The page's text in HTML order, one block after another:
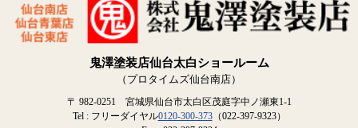
鬼澤塗装店仙台太白ショールーム
（プロタイムズ仙台南店）
〒 982-0251 宮城県仙台市太白区茂庭字中ノ瀬東1-1
Tel : フリーダイヤル0120-300-373（022-397-9323）